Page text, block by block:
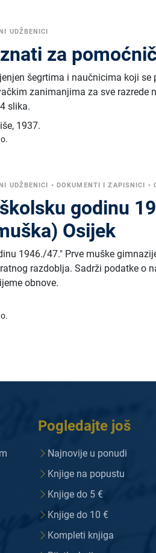
UDŽBENICI
za
šegrtima i naučnicima koji
zanimanjima za sve razrede
slika.
, 1937.
UDŽBENICI • DOKUMENTI I ZAPISNICI •
godinu
Osijek
1946./47." Prve muške
razdoblja. Sadrži podatke o
obnove.
Pogledajte još
Najnovije u ponudi
Knjige na popustu
Knjige do 5 €
Knjige do 10 €
Kompleti knjiga